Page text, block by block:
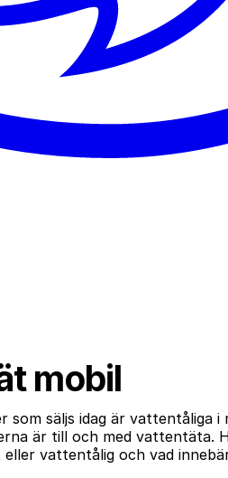
mobil
som säljs idag är vattentåliga i
är till och med vattentäta.
vattentålig och vad